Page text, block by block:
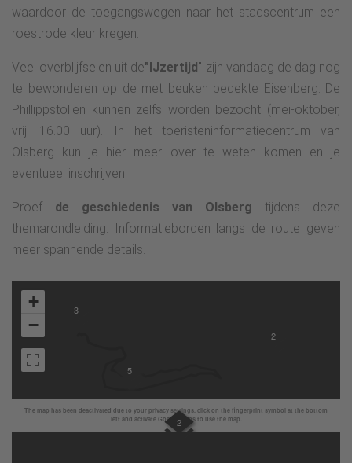
waardoor de toegangswegen naar het stadscentrum een
roestrode kleur kregen.
Veel overblijfselen uit de"IJzertijd " zijn vandaag de dag nog
te bewonderen op de met beuken bedekte Eisenberg. De
Phillippstollen kunnen zelfs worden bezocht (mei-oktober,
vrij. 16.00 uur). In het toeristeninformatiecentrum van
Olsberg kun je hier meer over te weten komen en je
eventueel inschrijven.
Proef de geschiedenis van Olsberg tijdens deze
themarondleiding. Informatieborden langs de route geven
meer spannende details.
The map has been deactivated due to your privacy settings, click on the fingerprint symbol at the bottom
left and activate Google Maps to use the map.
2
2
5
3
+
−